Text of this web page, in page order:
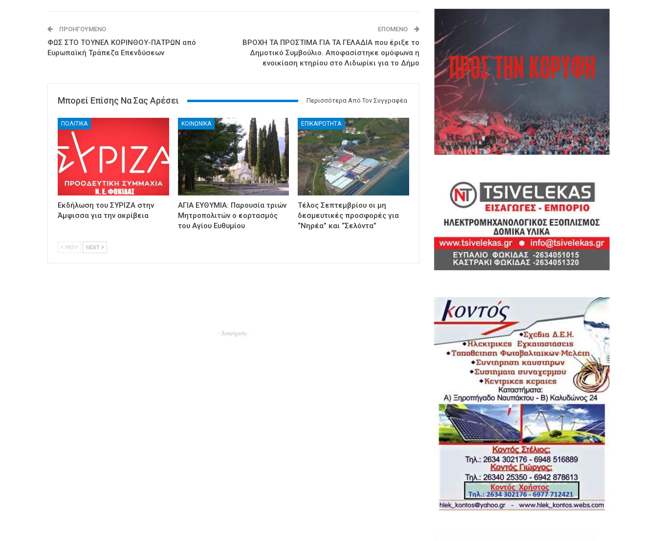
ΠΡΟΗΓΟΎΜΕΝΟ
ΦΩΣ ΣΤΟ ΤΟΥΝΕΛ ΚΟΡΙΝΘΟΥ-ΠΑΤΡΩΝ από
Ευρωπαϊκή Τράπεζα Επενδύσεων
ΕΠΌΜΕΝΟ
ΒΡΟΧΗ ΤΑ ΠΡΟΣΤΙΜΑ ΓΙΑ ΤΑ ΓΕΛΑΔΙΑ που έριξε το
Δημοτικό Συμβούλιο. Αποφασίστηκε ομόφωνα η
ενοικίαση κτηρίου στο Λιδωρίκι για το Δήμο
Μπορεί Επίσης Να Σας Αρέσει Περισσότερα Από Τον Συγγραφέα
ΠΟΛΙΤΙΚΑ
Εκδήλωση του ΣΥΡΙΖΑ στην
Άμφισσα για την ακρίβεια
ΚΟΙΝΩΝΙΚΑ
ΑΓΙΑ ΕΥΘΥΜΙΑ: Παρουσία τριών
Μητροπολιτών ο εορτασμός
του Αγίου Ευθυμίου
ΕΠΙΚΑΙΡΟΤΗΤΑ
Τέλος Σεπτεμβρίου οι μη
δεσμευτικές προσφορές για
“Νηρέα” και “Σελόντα”
PREV NEXT
- Διαφήμιση -